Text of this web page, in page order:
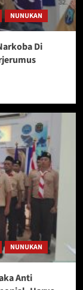
NUNUKAN
Di
NUNUKAN
Anti